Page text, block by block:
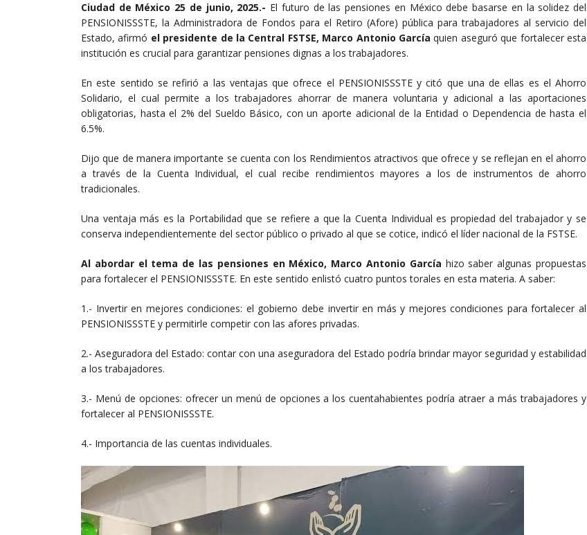
Ciudad de México 25 de junio, 2025.- El futuro de las pensiones en México debe basarse en la solidez del
PENSIONISSSTE, la Administradora de Fondos para el Retiro (Afore) pública para trabajadores al servicio del
Estado, afirmó el presidente de la Central FSTSE, Marco Antonio García quien aseguró que fortalecer esta
institución es crucial para garantizar pensiones dignas a los trabajadores.
En este sentido se refirió a las ventajas que ofrece el PENSIONISSSTE y citó que una de ellas es el Ahorro
Solidario, el cual permite a los trabajadores ahorrar de manera voluntaria y adicional a las aportaciones
obligatorias, hasta el 2% del Sueldo Básico, con un aporte adicional de la Entidad o Dependencia de hasta el
6.5%.
Dijo que de manera importante se cuenta con los Rendimientos atractivos que ofrece y se reflejan en el ahorro
a través de la Cuenta Individual, el cual recibe rendimientos mayores a los de instrumentos de ahorro
tradicionales.
Una ventaja más es la Portabilidad que se refiere a que la Cuenta Individual es propiedad del trabajador y se
conserva independientemente del sector público o privado al que se cotice, indicó el líder nacional de la FSTSE.
Al abordar el tema de las pensiones en México, Marco Antonio García hizo saber algunas propuestas
para fortalecer el PENSIONISSSTE. En este sentido enlistó cuatro puntos torales en esta materia. A saber:
1.- Invertir en mejores condiciones: el gobierno debe invertir en más y mejores condiciones para fortalecer al
PENSIONISSSTE y permitirle competir con las afores privadas.
2.- Aseguradora del Estado: contar con una aseguradora del Estado podría brindar mayor seguridad y estabilidad
a los trabajadores.
3.- Menú de opciones: ofrecer un menú de opciones a los cuentahabientes podría atraer a más trabajadores y
fortalecer al PENSIONISSSTE.
4.- Importancia de las cuentas individuales.